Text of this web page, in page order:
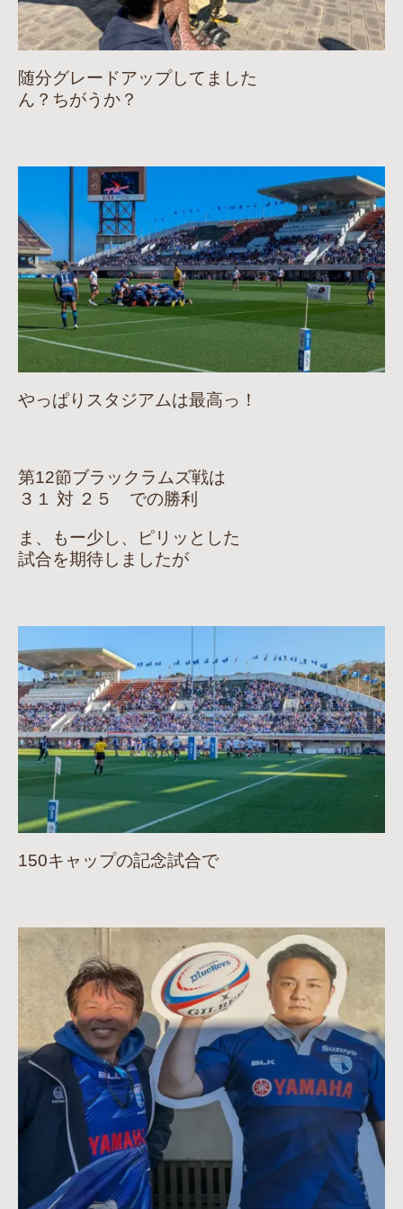
随分グレードアップしてました
ん？ちがうか？
やっぱりスタジアムは最高っ！
第12節ブラックラムズ戦は
３１ 対 ２５ での勝利
ま、もー少し、ピリッとした
試合を期待しましたが
150キャップの記念試合で